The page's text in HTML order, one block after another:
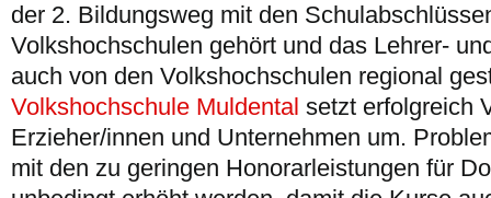
der 2. Bildungsweg mit den
Volkshochschulen gehört und das Lehrer-
auch von den Volkshochschulen regional
Volkshochschule Muldental setzt erfolgreich
Erzieher/innen und Unternehmen um.
mit den zu geringen Honorarleistungen für